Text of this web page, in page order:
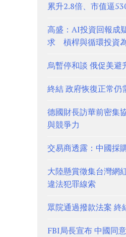
累升2.8倍、市值逼
高盛：AI投資回報
求 槓桿與循環投資
烏暫停和談 俄促美避
終結 政府恢復正常仍
德國財長訪華前密集
與競爭力
交易商透露：中國採
大陸懸賞徵集台灣網
違法犯罪線索
眾院通過撥款法案 終
FBI局長宣布 中國同